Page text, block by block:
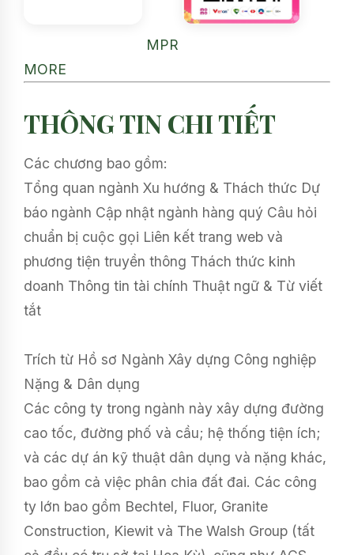
MPR
MORE
THÔNG TIN CHI TIẾT
Các chương bao gồm:
Tổng quan ngành Xu hướng & Thách thức Dự
báo ngành Cập nhật ngành hàng quý Câu hỏi
chuẩn bị cuộc gọi Liên kết trang web và
phương tiện truyền thông Thách thức kinh
doanh Thông tin tài chính Thuật ngữ & Từ viết
tắt
Trích từ Hồ sơ Ngành Xây dựng Công nghiệp
Nặng & Dân dụng
Các công ty trong ngành này xây dựng đường
cao tốc, đường phố và cầu; hệ thống tiện ích;
và các dự án kỹ thuật dân dụng và nặng khác,
bao gồm cả việc phân chia đất đai. Các công
ty lớn bao gồm Bechtel, Fluor, Granite
Construction, Kiewit và The Walsh Group (tất